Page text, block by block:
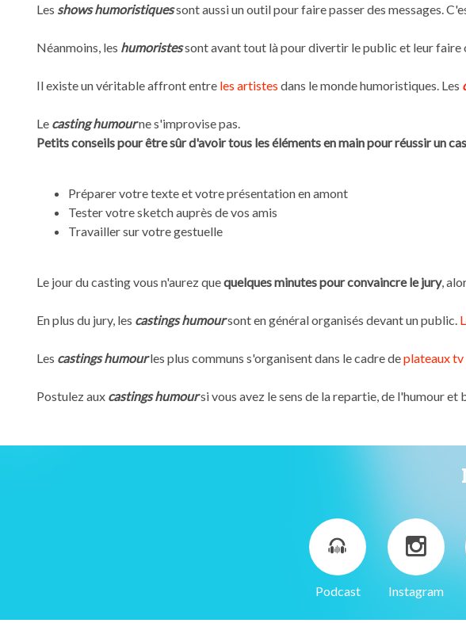
Les shows humoristiquessont aussi un outil pour faire passer des messages.
Néanmoins, les humoristessont avant tout là pour divertir le public et leur faire
Il existe un véritable affront entre les artistes dans le monde humoristiques. Les
Le casting humourne s'improvise pas.
Petits conseils pour être sûr d'avoir tous les éléments en main pour réussir un
Préparer votre texte et votre présentation en amont
Tester votre sketch auprès de vos amis
Travailler sur votre gestuelle
Le jour du casting vous n'aurez quequelques minutes pour convaincre le jury,
En plus du jury, les castings humoursont en général organisés devant un public.
Les castings humourles plus communs s'organisent dans le cadre deplateaux tv
Postulez aux castings humoursi vous avez le sens de la repartie, de l'humour
Podcast Instagram
améliorent la performance et la sécurité du site internet.